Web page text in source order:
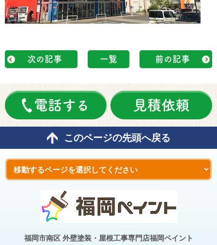
次の記事 一覧 前の記事
電話する 見積依頼
このページの先頭へ戻る
福岡市南区 外壁塗装・屋根工事専門店福岡ペイント